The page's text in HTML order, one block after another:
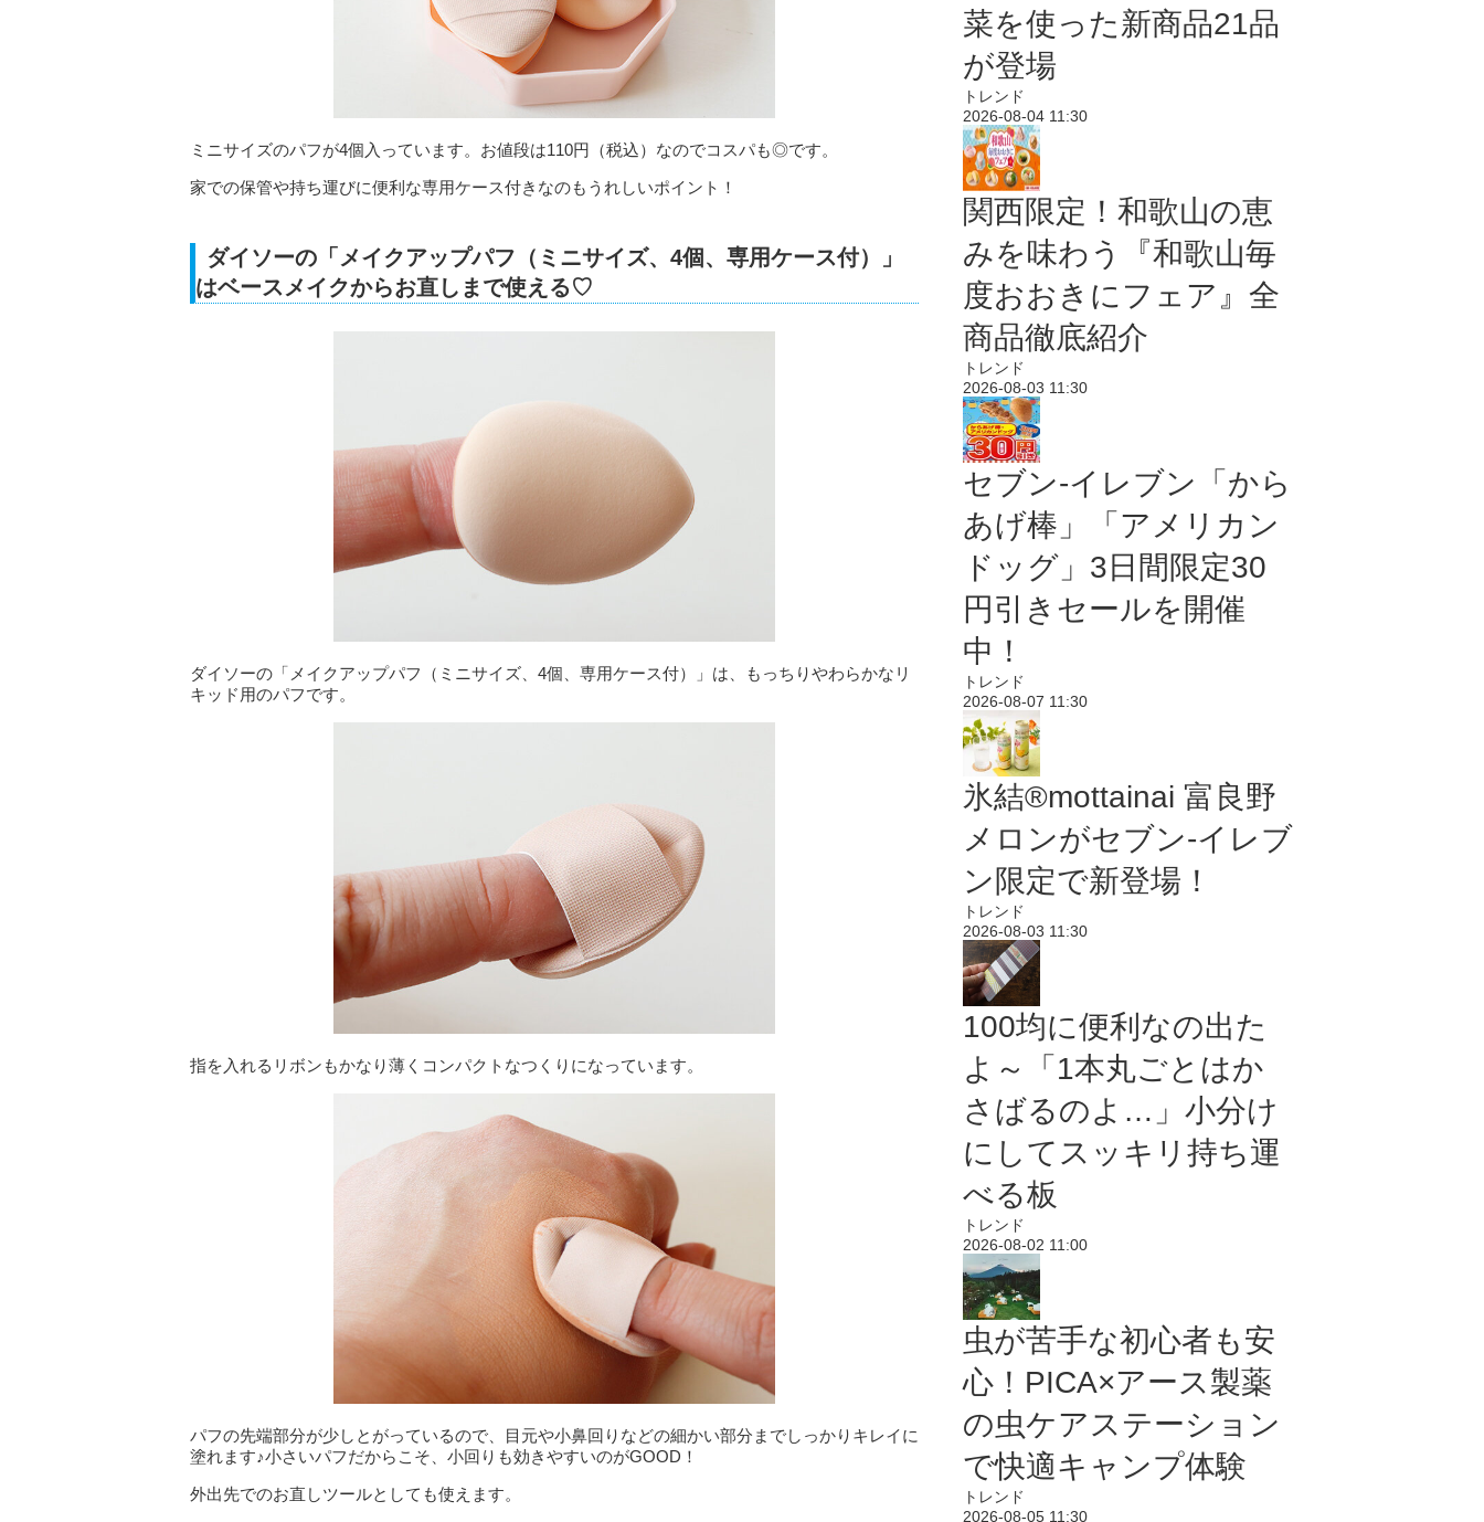
ミニサイズのパフが4個入っています。お値段は110円（税込）なのでコスパも◎です。
家での保管や持ち運びに便利な専用ケース付きなのもうれしいポイント！
ダイソーの「メイクアップパフ（ミニサイズ、4個、専用ケース付）」
はベースメイクからお直しまで使える♡
ダイソーの「メイクアップパフ（ミニサイズ、4個、専用ケース付）」は、もっちりやわらかなリ
キッド用のパフです。
指を入れるリボンもかなり薄くコンパクトなつくりになっています。
パフの先端部分が少しとがっているので、目元や小鼻回りなどの細かい部分までしっかりキレイに
塗れます♪小さいパフだからこそ、小回りも効きやすいのがGOOD！
外出先でのお直しツールとしても使えます。
菜を使った新商品21品
が登場
トレンド
2026-08-04 11:30
関西限定！和歌山の恵
みを味わう『和歌山毎
度おおきにフェア』全
商品徹底紹介
トレンド
2026-08-03 11:30
セブン‐イレブン「から
あげ棒」「アメリカン
ドッグ」3日間限定30
円引きセールを開催
中！
トレンド
2026-08-07 11:30
氷結®mottainai 富良野
メロンがセブン‐イレブ
ン限定で新登場！
トレンド
2026-08-03 11:30
100均に便利なの出た
よ～「1本丸ごとはか
さばるのよ…」小分け
にしてスッキリ持ち運
べる板
トレンド
2026-08-02 11:00
虫が苦手な初心者も安
心！PICA×アース製薬
の虫ケアステーション
で快適キャンプ体験
トレンド
2026-08-05 11:30